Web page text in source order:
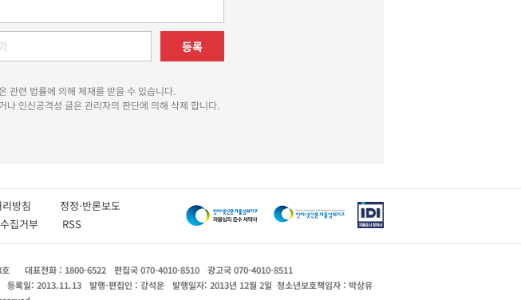
등록
관련 법률에 의해 제재를 받을 수 있습니다.
인신공격성 글은 관리자의 판단에 의해 삭제 합니다.
처리방침 정정·반론보도
집거부 RSS
대표전화 : 1800-6522 편집국 070-4010-8510
광고국 070-4010-8511
등록일: 2013.11.13 발행·편집인 : 강석운 발행일자: 2013년 12월 2일 청소년보호책임자 : 박상유